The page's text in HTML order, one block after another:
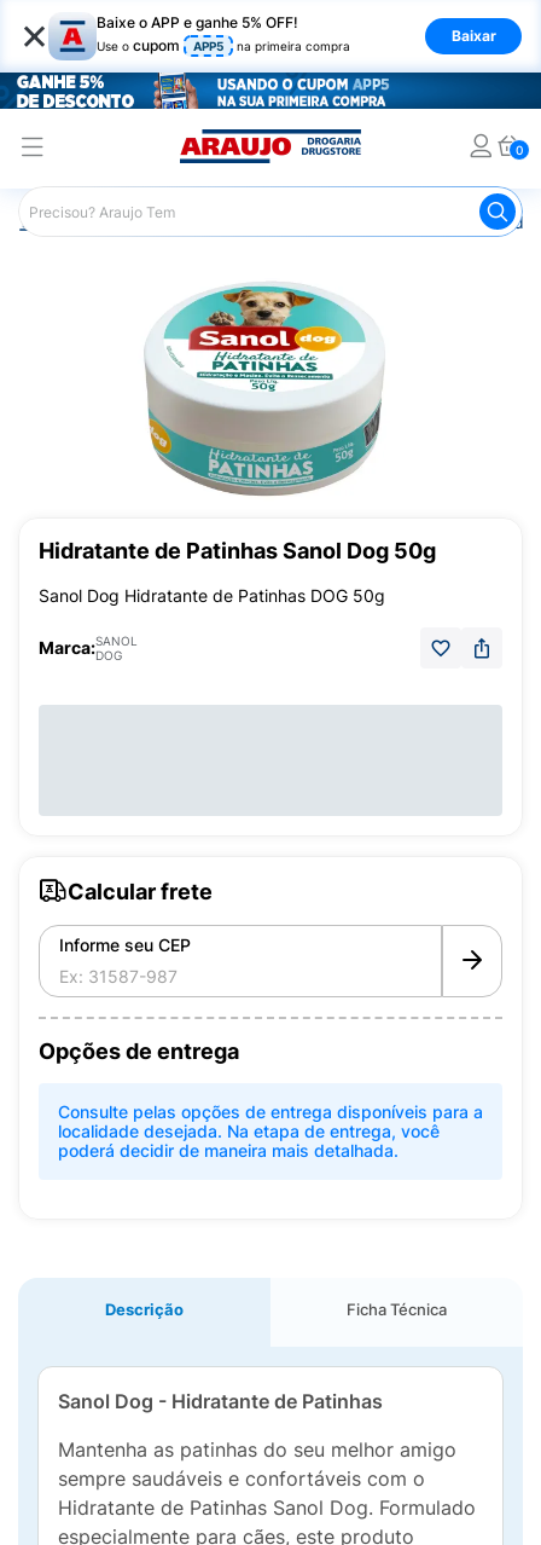
× Baixe o APP e ganhe 5% OFF!
Use o cupom APP5 na primeira compra
Baixar
0
Araujo Beleza e Cuidados
Hidratante de Patinhas Sanol Dog 50g
Sanol Dog Hidratante de Patinhas DOG 50g
Marca:SANOL
DOG
Calcular frete
Informe seu CEP
Opções de entrega
Consulte pelas opções de entrega disponíveis para a
localidade desejada. Na etapa de entrega, você
poderá decidir de maneira mais detalhada.
Descrição Ficha Técnica
Sanol Dog - Hidratante de Patinhas
Mantenha as patinhas do seu melhor amigo
sempre saudáveis e confortáveis com o
Hidratante de Patinhas Sanol Dog. Formulado
especialmente para cães, este produto